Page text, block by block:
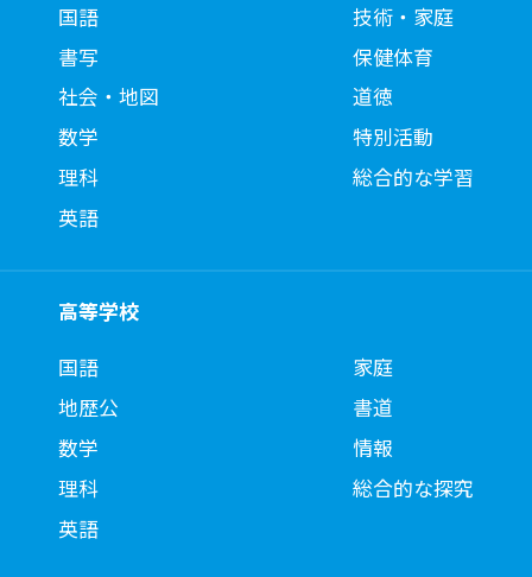
国語
書写
社会・地図
数学
理科
英語
技術・家庭
保健体育
道徳
特別活動
総合的な学習
高等学校
国語
地歴公
数学
理科
英語
家庭
書道
情報
総合的な探究